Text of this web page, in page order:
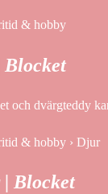
& hobby
Blocket
och dvärgteddy
& hobby › Djur
Blocket